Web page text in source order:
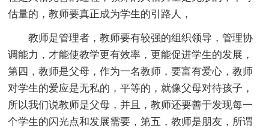
估量的，教师要真正成为学生的引路人，
教师是管理者，教师要有较强的组织领导，管理协
调能力，才能使教学更有效率，更能促进学生的发展，
第四，教师是父母，作为一名教师，要富有爱心，教师
对学生的爱应是无私的，平等的，就像父母对待孩子，
所以我们说教师是父母，并且，教师还要善于发现每一
个学生的闪光点和发展需要，第五，教师是朋友，所谓